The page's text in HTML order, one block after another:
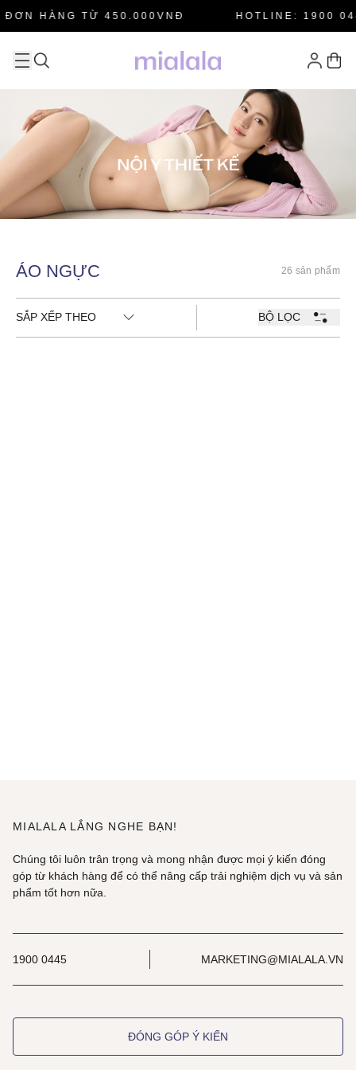
HÀNG TỪ 450.000VNĐ HOTLINE: 1900
ÁO NGỰC 26 sản phẩm
SẮP XẾP THEO BỘ LỌC
MIALALA LẮNG NGHE BẠN!
Chúng tôi luôn trân trọng và mong nhận được mọi ý kiến đóng
góp từ khách hàng để có thể nâng cấp trải nghiệm dịch vụ và sản
phẩm tốt hơn nữa.
1900 0445 MARKETING@MIALALA.VN
ĐÓNG GÓP Ý KIẾN